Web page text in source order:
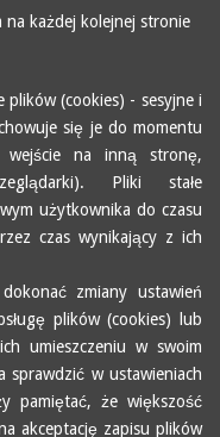
każdej kolejnej stronie
plików (cookies) - sesyjne i
się je do momentu
wejście na inną stronę,
Pliki stałe
użytkownika do czasu
czas wynikający z ich
zmiany ustawień
plików (cookies) lub
umieszczeniu w swoim
sprawdzić w ustawieniach
pamiętać, że większość
akceptację zapisu plików